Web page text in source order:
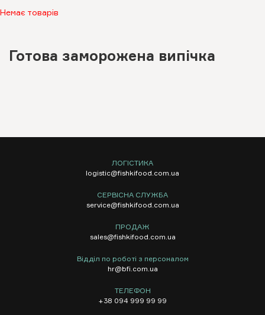
Немає товарів
Готова заморожена випічка
ЛОГІСТИКА
logistic@fishkifood.com.ua
СЕРВІСНА СЛУЖБА
service@fishkifood.com.ua
ПРОДАЖ
sales@fishkifood.com.ua
Відділ по роботі з персоналом
hr@bfi.com.ua
ТЕЛЕФОН
+38 094 999 99 99